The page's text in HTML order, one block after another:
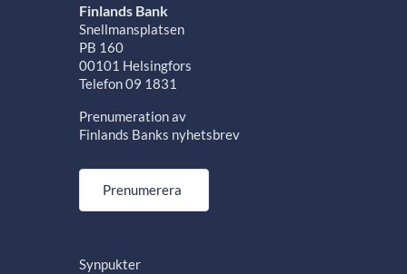
Finlands Bank
Snellmansplatsen
PB 160
00101 Helsingfors
Telefon 09 1831
Prenumeration av
Finlands Banks nyhetsbrev
Prenumerera
Synpukter